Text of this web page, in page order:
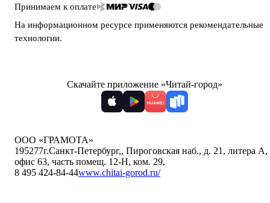
Принимаем к оплате
На информационном ресурсе применяются рекомендательные
технологии.
Скачайте приложение «Читай-город»
ООО «ГРАМОТА»
195277г.Санкт-Петербург,, Пироговская наб., д. 21, литера А,
офис 63, часть помещ. 12-Н, ком. 29,
8 495 424-84-44www.chitai-gorod.ru/